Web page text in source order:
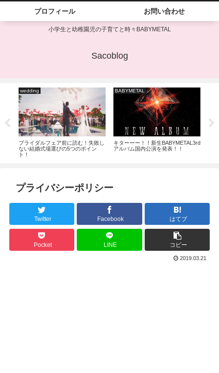
小学生と幼稚園児の子育てと時々BABYMETAL
Sacoblog
プロフィール お問い合わせ
wedding
ブライダルフェア前に読む！失敗し
ない結婚式場選びの5つのポイン
ト！
BABYMETAL
キターーー！！新生BABYMETAL3rd
アルバム国内公演を発表！！
プライバシーポリシー
Twitter Facebook はてブ
Pocket LINE コピー
2019.03.21